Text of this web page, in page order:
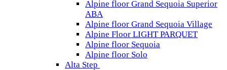
Alpine floor Grand Sequoia Superior
ABA
Alpine floor Grand Sequoia Village
Alpine Floor LIGHT PARQUET
Alpine floor Sequoia
Alpine floor Solo
Alta Step